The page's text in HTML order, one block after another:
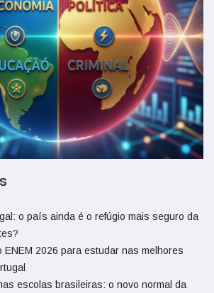
o país ainda é o refúgio mais seguro da
ENEM 2026 para estudar nas melhores
escolas brasileiras: o novo normal da